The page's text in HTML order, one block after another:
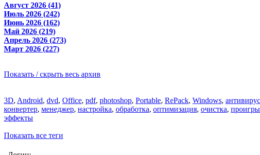
Август 2026 (41)
Июль 2026 (242)
Июнь 2026 (162)
Май 2026 (219)
Апрель 2026 (273)
Март 2026 (227)
Показать / скрыть весь архив
3D, Android, dvd, Office, pdf, photoshop, Portable, RePack, Windows, антивирус
конвертер, менеджер, настройка, обработка, оптимизация, очистка,
эффекты
Показать все теги